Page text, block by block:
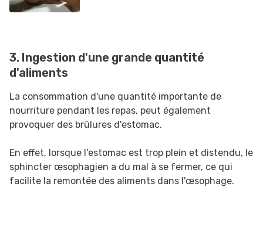
3. Ingestion d'une grande quantité
d'aliments
La consommation d'une quantité importante de
nourriture pendant les repas, peut également
provoquer des brûlures d'estomac.
En effet, lorsque l'estomac est trop plein et distendu, le
sphincter œsophagien a du mal à se fermer, ce qui
facilite la remontée des aliments dans l'œsophage.